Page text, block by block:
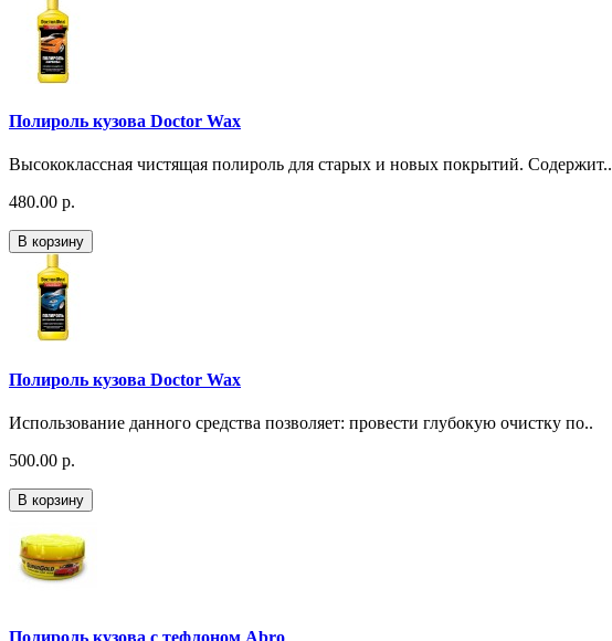
Полироль кузова Doctor Wax
Высококлассная чистящая полироль для старых и новых покрытий. Содержит..
480.00 р.
В корзину
Полироль кузова Doctor Wax
Использование данного средства позволяет: провести глубокую очистку по..
500.00 р.
В корзину
Полироль кузова с тефлоном Abro